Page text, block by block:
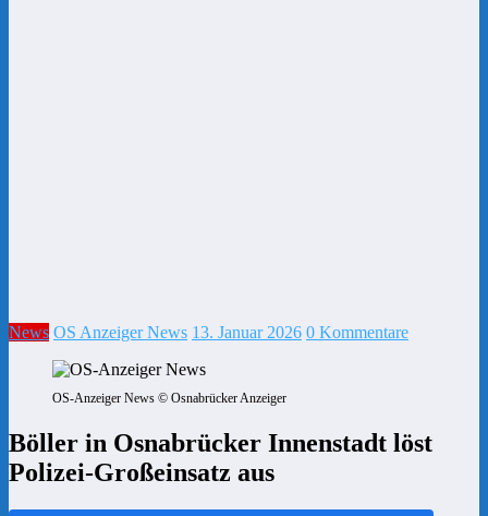
News OS Anzeiger News 13. Januar 2026 0 Kommentare
OS-Anzeiger News © Osnabrücker Anzeiger
Böller in Osnabrücker Innenstadt löst
Polizei-Großeinsatz aus